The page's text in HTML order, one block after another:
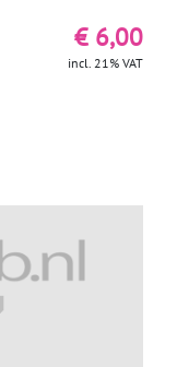
€ 6,00
incl. 21% VAT